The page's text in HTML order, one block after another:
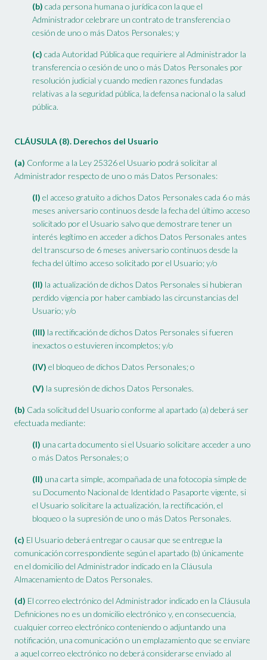
(b) cada persona humana o jurídica con la que el
Administrador celebrare un contrato de transferencia o
cesión de uno o más Datos Personales; y
(c) cada Autoridad Pública que requiriere al Administrador la
transferencia o cesión de uno o más Datos Personales por
resolución judicial y cuando medien razones fundadas
relativas a la seguridad pública, la defensa nacional o la salud
pública.
CLÁUSULA (8). Derechos del Usuario
(a) Conforme a la Ley 25326 el Usuario podrá solicitar al
Administrador respecto de uno o más Datos Personales:
(I) el acceso gratuito a dichos Datos Personales cada 6 o más
meses aniversario continuos desde la fecha del último acceso
solicitado por el Usuario salvo que demostrare tener un
interés legítimo en acceder a dichos Datos Personales antes
del transcurso de 6 meses aniversario continuos desde la
fecha del último acceso solicitado por el Usuario; y/o
(II) la actualización de dichos Datos Personales si hubieran
perdido vigencia por haber cambiado las circunstancias del
Usuario; y/o
(III) la rectificación de dichos Datos Personales si fueren
inexactos o estuvieren incompletos; y/o
(IV) el bloqueo de dichos Datos Personales; o
(V) la supresión de dichos Datos Personales.
(b) Cada solicitud del Usuario conforme al apartado (a) deberá ser
efectuada mediante:
(I) una carta documento si el Usuario solicitare acceder a uno
o más Datos Personales; o
(II) una carta simple, acompañada de una fotocopia simple de
su Documento Nacional de Identidad o Pasaporte vigente, si
el Usuario solicitare la actualización, la rectificación, el
bloqueo o la supresión de uno o más Datos Personales.
(c) El Usuario deberá entregar o causar que se entregue la
comunicación correspondiente según el apartado (b) únicamente
en el domicilio del Administrador indicado en la Cláusula
Almacenamiento de Datos Personales.
(d) El correo electrónico del Administrador indicado en la Cláusula
Definiciones no es un domicilio electrónico y, en consecuencia,
cualquier correo electrónico conteniendo o adjuntando una
notificación, una comunicación o un emplazamiento que se enviare
a aquel correo electrónico no deberá considerarse enviado al